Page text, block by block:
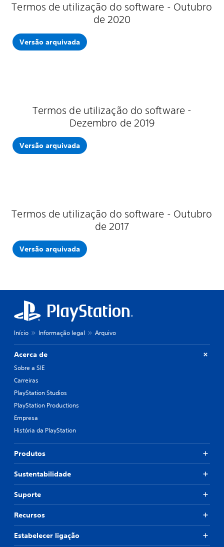
Termos de utilização do software - Outubro
de 2020
Versão arquivada
Termos de utilização do software -
Dezembro de 2019
Versão arquivada
Termos de utilização do software - Outubro
de 2017
Versão arquivada
Início Informação legal Arquivo
Acerca de
Sobre a SIE
Carreiras
PlayStation Studios
PlayStation Productions
Empresa
História da PlayStation
Produtos
Sustentabilidade
Suporte
Recursos
Estabelecer ligação